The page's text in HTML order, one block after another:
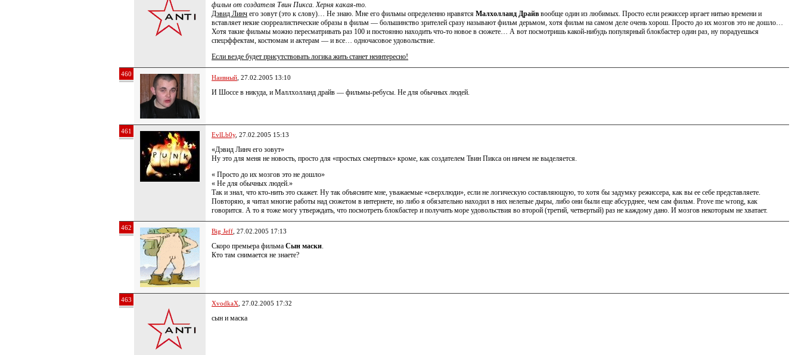
фильм от создателя Твин Пикса. Херня какая-то.
Дэвид Линч его зовут (это к слову)… Не знаю. Мне его фильмы определенно нравятся Малхолланд Драйв вообще один из любимых. Просто если режиссер иргает нитью времени и
вставляет некие сюрреалистические образы в фильм — большинство зрителей сразу называют фильм дерьмом, хотя фильм на самом деле очень хорош. Просто до их мозгов это не дошло…
Хотя такие фильмы можно пересматривать раз 100 и постоянно находить что-то новое в сюжете… А вот посмотришь какой-нибудь популярный блокбастер один раз, ну порадуешься
спецэффектам, костюмам и актерам — и все… одночасовое удовольствие.
Если везде будет присутствовать логика жить станет неинтересно!
460 Наивный , 27.02.2005 13:10
И Шоссе в никуда, и Маллхолланд драйв — фильмы-ребусы. Не для обычных людей.
461 EvlLb0y, 27.02.2005 15:13
«Дэвид Линч его зовут»
Ну это для меня не новость, просто для «простых смертных» кроме, как создателем Твин Пикса он ничем не выделяется.
« Просто до их мозгов это не дошло»
« Не для обычных людей.»
Так и знал, что кто-нить это скажет. Ну так объясните мне, уважаемые «сверхлюди», если не логическую составляющую, то хотя бы задумку режиссера, как вы ее себе представляете.
Повторяю, я читал многие работы над сюжетом в интернете, но либо я обязательно находил в них нелепые дыры, либо они были еще абсурднее, чем сам фильм. Prove me wrong, как
говорится. А то я тоже могу утверждать, что посмотреть блокбастер и получить море удовольствия во второй (третий, четвертый) раз не каждому дано. И мозгов некоторым не хватает.
462 Big Jeff , 27.02.2005 17:13
Скоро премьера фильма Сын маски.
Кто там снимается не знаете?
463 XvodkaX , 27.02.2005 17:32
сын и маска